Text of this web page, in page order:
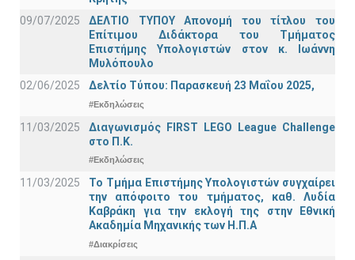
09/07/2025
ΔΕΛΤΙΟ ΤΥΠΟΥ Απονομή του τίτλου του
Επίτιμου Διδάκτορα του Τμήματος
Επιστήμης Υπολογιστών στον κ. Ιωάννη
Μυλόπουλο
02/06/2025
Δελτίο Τύπου: Παρασκευή 23 Μαΐου 2025,
#Εκδηλώσεις
11/03/2025
Διαγωνισμός FIRST LEGO League Challenge
στο Π.Κ.
#Εκδηλώσεις
11/03/2025
Το Τμήμα Επιστήμης Υπολογιστών συγχαίρει
την απόφοιτο του τμήματος, καθ. Λυδία
Καβράκη για την εκλογή της στην Εθνική
Ακαδημία Μηχανικής των Η.Π.Α
#Διακρίσεις